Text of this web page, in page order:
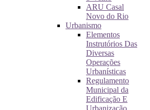
ARU Casal
Novo do Rio
Urbanismo
Elementos
Instrutórios Das
Diversas
Operações
Urbanísticas
Regulamento
Municipal da
Edificação E
Urbanização